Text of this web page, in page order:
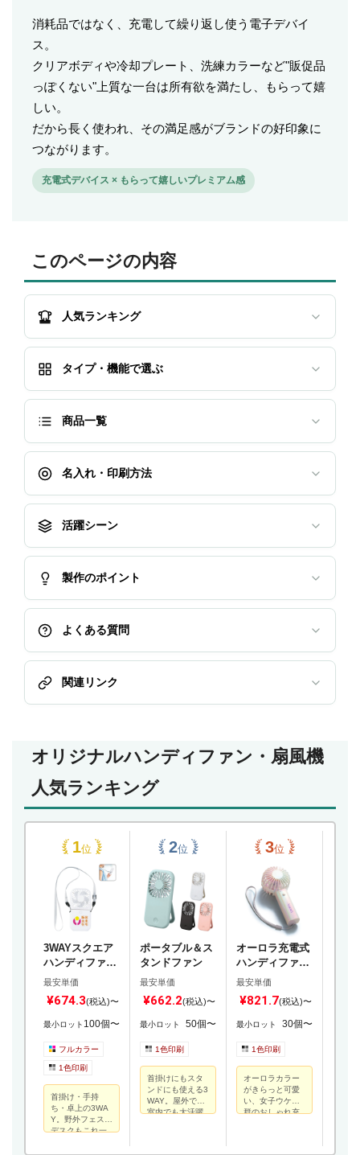
消耗品ではなく、充電して繰り返し使う電子デバイ
ス。
クリアボディや冷却プレート、洗練カラーなど"販促品
っぽくない"上質な一台は所有欲を満たし、もらって嬉
しい。
だから長く使われ、その満足感がブランドの好印象に
つながります。
充電式デバイス × もらって嬉しいプレミアム感
このページの内容
人気ランキング
タイプ・機能で選ぶ
商品一覧
名入れ・印刷方法
活躍シーン
製作のポイント
よくある質問
関連リンク
オリジナルハンディファン・扇風機
人気ランキング
位
3WAYスクエア
ハンディファン
(ネックストラッ
最安単価
¥674.3(税込)〜
最小ロット 100個〜
フルカラー
1色印刷
首掛け・手持
ち・卓上の3WA
Y。野外フェスも
デスクもこれ一
位
ポータブル＆ス
タンドファン
最安単価
¥662.2(税込)〜
最小ロット 50個〜
1色印刷
首掛けにもスタ
ンドにも使える3
WAY。屋外でも
室内でも大活躍
位
オーロラ充電式
ハンディファン
(ストラップ付
最安単価
¥821.7(税込)〜
最小ロット 30個〜
1色印刷
オーロラカラー
がきらっと可愛
い、女子ウケ抜
群のおしゃれ充